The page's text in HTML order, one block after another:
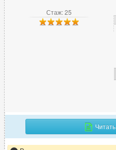
Стаж: 25